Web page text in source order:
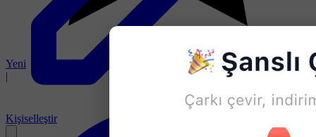
Yeni
|
Kişiselleştir